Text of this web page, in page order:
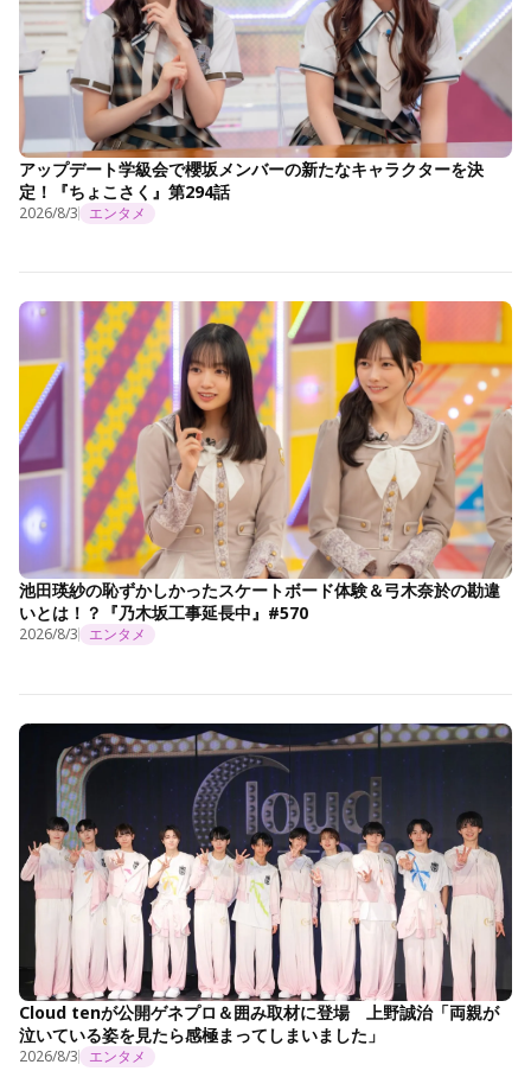
アップデート学級会で櫻坂メンバーの新たなキャラクターを決
定！『ちょこさく』第294話
2026/8/3 エンタメ
池田瑛紗の恥ずかしかったスケートボード体験＆弓木奈於の勘違
いとは！？『乃木坂工事延長中』#570
2026/8/3 エンタメ
Cloud tenが公開ゲネプロ＆囲み取材に登場 上野誠治「両親が
泣いている姿を見たら感極まってしまいました」
2026/8/3 エンタメ